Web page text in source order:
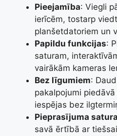
Pieejamība: Viegli
ierīcēm, tostarp
planšetdatoriem un
Papildu funkcijas:
saturam,
vairākām kameras
Bez līgumiem:
pakalpojumi
iespējas bez
Pieprasījuma
savā ērtībā ar